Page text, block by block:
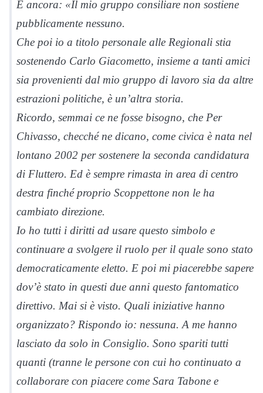
E ancora: «Il mio gruppo consiliare non sostiene
pubblicamente nessuno.
Che poi io a titolo personale alle Regionali stia
sostenendo Carlo Giacometto, insieme a tanti amici
sia provenienti dal mio gruppo di lavoro sia da altre
estrazioni politiche, è un’altra storia.
Ricordo, semmai ce ne fosse bisogno, che Per
Chivasso, checché ne dicano, come civica è nata nel
lontano 2002 per sostenere la seconda candidatura
di Fluttero. Ed è sempre rimasta in area di centro
destra finché proprio Scoppettone non le ha
cambiato direzione.
Io ho tutti i diritti ad usare questo simbolo e
continuare a svolgere il ruolo per il quale sono stato
democraticamente eletto. E poi mi piacerebbe sapere
dov’è stato in questi due anni questo fantomatico
direttivo. Mai si è visto. Quali iniziative hanno
organizzato? Rispondo io: nessuna. A me hanno
lasciato da solo in Consiglio. Sono spariti tutti
quanti (tranne le persone con cui ho continuato a
collaborare con piacere come Sara Tabone e